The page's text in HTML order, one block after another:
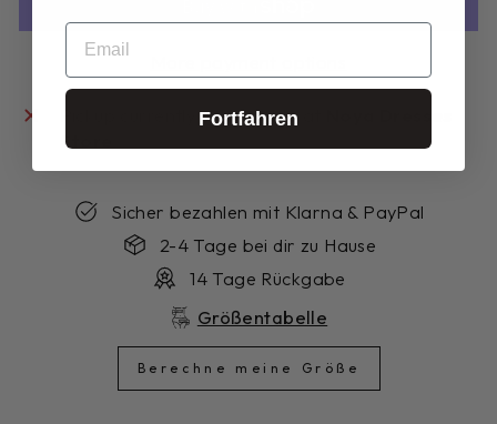
Pickup currently unavailable at
Store
Sicher bezahlen mit Klarna & PayPal
2-4 Tage bei dir zu Hause
14 Tage Rückgabe
Größentabelle
Berechne meine Größe
EMAIL
Fortfahren